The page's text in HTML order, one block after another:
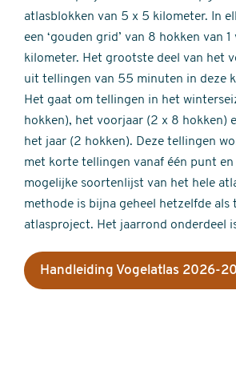
atlasblokken van 5 x 5 kilometer. In
een ‘gouden grid’ van 8 hokken van
kilometer. Het grootste deel van het
uit tellingen van 55 minuten in deze
Het gaat om tellingen in het
hokken), het voorjaar (2 x 8 hokken)
het jaar (2 hokken). Deze tellingen
met korte tellingen vanaf één punt
mogelijke soortenlijst van het hele
methode is bijna geheel hetzelfde
atlasproject. Het jaarrond onderdeel
Handleiding Vogelatlas 2026-